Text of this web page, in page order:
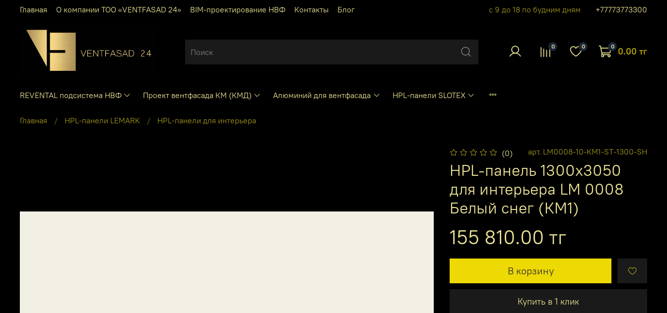
Главная О компании ТОО «VENTFASAD 24» BIM-проектирование НВФ Контакты Блог с 9 до 18 по будним дням +77773773300
0 0 0 0.00 тг
REVENTAL подсистема НВФ Проект вентфасада КМ (КМД) Алюминий для вентфасада HPL-панели SLOTEX
Главная HPL-панели LEMARK HPL-панели для интерьера
(0) арт. LM0008-10-КМ1-ST-1300-SH
HPL-панель 1300х3050
для интерьера LM 0008
Белый снег (КМ1)
155 810.00 тг
В корзину
Купить в 1 клик